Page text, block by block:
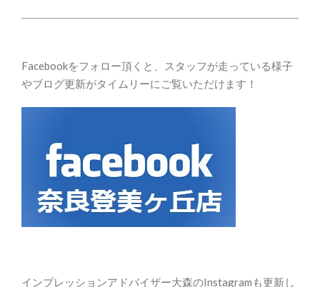
Facebookをフォロー頂くと、スタッフが走っている様子
やブログ更新がタイムリーにご覧いただけます！
インプレッションアドバイザー大森のInstagramも更新し